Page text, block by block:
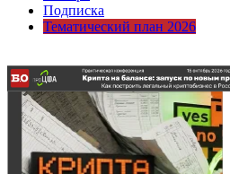
Подписка
Тематический план 2026